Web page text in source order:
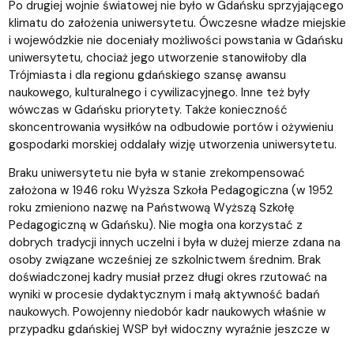
Po drugiej wojnie światowej nie było w Gdańsku sprzyjającego
klimatu do założenia uniwersytetu. Ówczesne władze miejskie
i wojewódzkie nie doceniały możliwości powstania w Gdańsku
uniwersytetu, chociaż jego utworzenie stanowiłoby dla
Trójmiasta i dla regionu gdańskiego szansę awansu
naukowego, kulturalnego i cywilizacyjnego. Inne też były
wówczas w Gdańsku priorytety. Także konieczność
skoncentrowania wysiłków na odbudowie portów i ożywieniu
gospodarki morskiej oddalały wizję utworzenia uniwersytetu.
Braku uniwersytetu nie była w stanie zrekompensować
założona w 1946 roku Wyższa Szkoła Pedagogiczna (w 1952
roku zmieniono nazwę na Państwową Wyższą Szkołę
Pedagogiczną w Gdańsku). Nie mogła ona korzystać z
dobrych tradycji innych uczelni i była w dużej mierze zdana na
osoby związane wcześniej ze szkolnictwem średnim. Brak
doświadczonej kadry musiał przez długi okres rzutować na
wyniki w procesie dydaktycznym i małą aktywność badań
naukowych. Powojenny niedobór kadr naukowych właśnie w
przypadku gdańskiej WSP był widoczny wyraźnie jeszcze w